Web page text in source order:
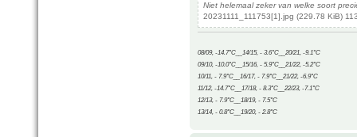
Niet helemaal zeker van welke soort
20231111_111753[1].jpg (229.78 KiB)
08/09, -14.7°C__14/15, - 3.6°C__20/21, -9.1°C
09/10, -10.0°C__15/16, - 5.9°C__21/22, -5.2°C
10/11, - 7.9°C__16/17, - 7.9°C__21/22, -6.9°C
11/12, -14.7°C__17/18, - 8.3°C__22/23, -7.1°C
12/13, - 7.9°C__18/19, - 7.5°C
13/14, - 0.8°C__19/20, - 2.8°C